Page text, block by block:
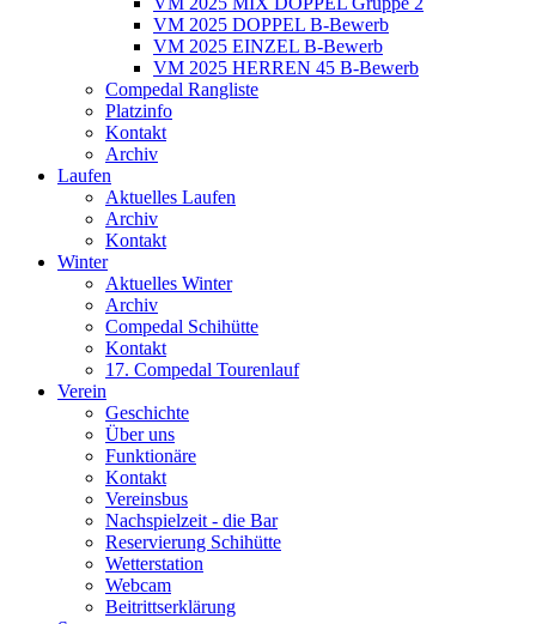
VM 2025 DOPPEL B-Bewerb
VM 2025 EINZEL B-Bewerb
VM 2025 HERREN 45 B-Bewerb
Compedal Rangliste
Platzinfo
Kontakt
Archiv
Laufen
Aktuelles Laufen
Archiv
Kontakt
Winter
Aktuelles Winter
Archiv
Compedal Schihütte
Kontakt
17. Compedal Tourenlauf
Verein
Geschichte
Über uns
Funktionäre
Kontakt
Vereinsbus
Nachspielzeit - die Bar
Reservierung Schihütte
Wetterstation
Webcam
Beitrittserklärung